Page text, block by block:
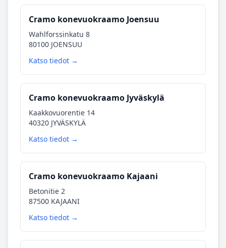
Cramo konevuokraamo Joensuu
Wahlforssinkatu 8
80100 JOENSUU
Katso tiedot →
Cramo konevuokraamo Jyväskylä
Kaakkovuorentie 14
40320 JYVÄSKYLÄ
Katso tiedot →
Cramo konevuokraamo Kajaani
Betonitie 2
87500 KAJAANI
Katso tiedot →